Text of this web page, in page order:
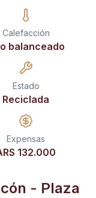
Calefacción
balanceado
Estado
Reciclada
Expensas
132.000
- Plaza